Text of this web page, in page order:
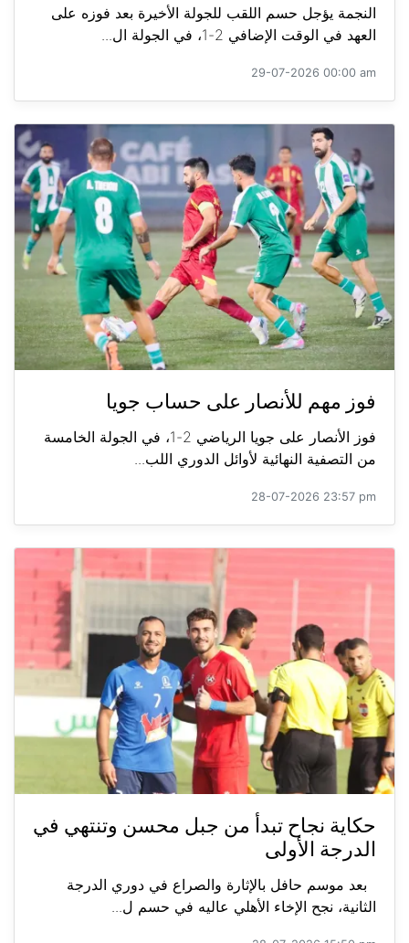
النجمة يؤجل حسم اللقب للجولة الأخيرة بعد فوزه على
العهد في الوقت الإضافي 2-1، في الجولة ال...
29-07-2026 00:00 am
فوز مهم للأنصار على حساب جويا
فوز الأنصار على جويا الرياضي 2-1، في الجولة الخامسة
من التصفية النهائية لأوائل الدوري اللب...
28-07-2026 23:57 pm
حكاية نجاح تبدأ من جبل محسن وتنتهي في
الدرجة الأولى
بعد موسم حافل بالإثارة والصراع في دوري الدرجة
الثانية، نجح الإخاء الأهلي عاليه في حسم ل...